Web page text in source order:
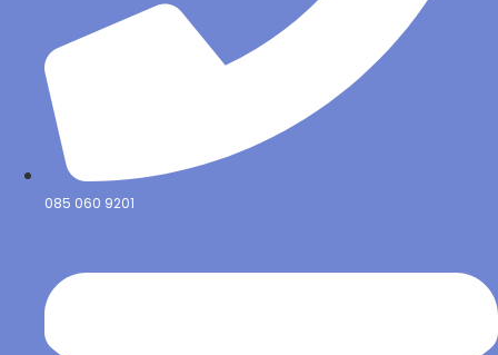
085 060 9201